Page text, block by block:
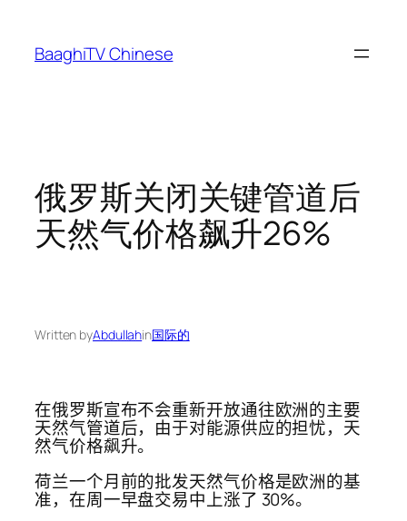
content
BaaghiTV Chinese
俄罗斯关闭关键管道后
天然气价格飙升26%
Written byAbdullahin国际的
在俄罗斯宣布不会重新开放通往欧洲的主要
天然气管道后，由于对能源供应的担忧，天
然气价格飙升。
荷兰一个月前的批发天然气价格是欧洲的基
准，在周一早盘交易中上涨了 30%。